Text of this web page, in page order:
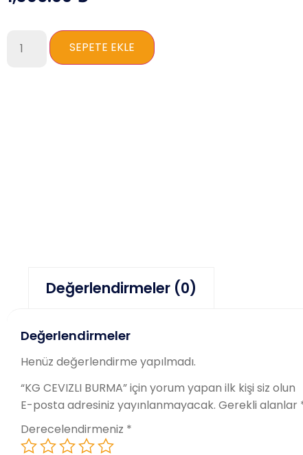
SEPETE EKLE
Değerlendirmeler (0)
Değerlendirmeler
Henüz değerlendirme yapılmadı.
“KG CEVIZLI BURMA” için yorum yapan ilk kişi siz olun
E-posta adresiniz yayınlanmayacak. Gerekli alanlar
Derecelendirmeniz *